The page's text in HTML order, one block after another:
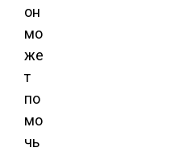
он
мо
же
т
по
мо
чь